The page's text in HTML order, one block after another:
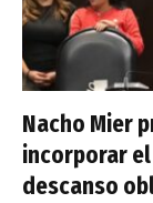
Nacho Mier
incorporar el
descanso